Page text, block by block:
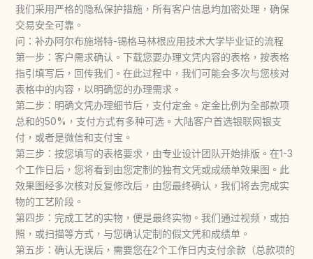
我们采用严格的隐私保护措施，所有客户信息均加密处理，确保
交易安全可靠。
问：补办阿尔布施塔特-锡格马林根应用技术大学毕业证的流程
第一步：客户需求确认。下载您要办理文凭内容的表格，按表格
指引填写后，回传我们。在此过程中，我们可能会多次与您核对
表格中的内容，以明确您的办理需求。
第二步：明确文凭办理细节后，支付定金。定金比例为全部款项
总和的50%，支付方式有多种可选。大陆客户首选银联网银支
付，或者是微信和支付宝。
第三步：按您填写的表格要求，由专业设计团队开始排版。在1-3
个工作日后，您将看到由您定制的独有文凭或成绩单效果图。此
效果图经多次核对反复修改后，由您最终确认，我们将去完成实
物的工艺阶段。
第四步：完成工艺的实物，便是最终实物。我们通过视频，或拍
照，或扫描等方式，与您确认定制的假文凭和成绩单。
第五步：确认无误后，需要您在2个工作日内支付余款（总款项的